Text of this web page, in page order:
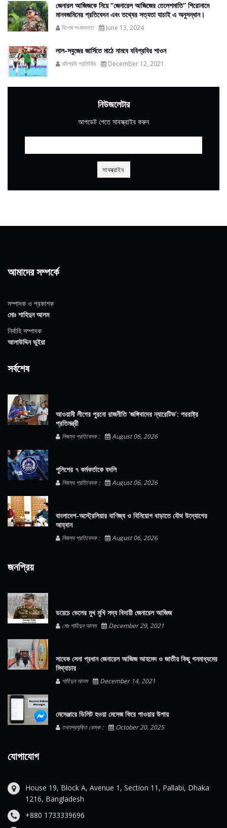
জেনারল আজিজকে নিয়ে “জেনারেল আজিজের তেলেশমাতি” শিরোনামে
মানবজমিনের প্রতিবেদন এবং তথ্যের সত্যতা যাচাই এ অনুসন্ধান।
বিশেষ সংবাদদাতা June 13, 2024
লাল-সবুজের জার্সিতে মাঠে নামবে যবিপ্রবির শাওন
যবিপ্রবি প্রতিনিধি December 12, 2021
নিউজলেটার
আপডেট পেতে সাবস্ক্রাইব করুন
আমাদের সম্পর্কে
সম্পাদক ও প্রকাশক
মোঃ শাহিদুন আলম
নির্বাহি সম্পাদক
আলাউদ্দিন ভুইয়া
সর্বশেষ
আওয়ামী লীগের পুরনো রাজনীতি ‘জঙ্গিবাদের ন্যারেটিভ’: পররাষ্ট্র
প্রতিমন্ত্রী
নিজস্ব প্রতিবেদক : August 06, 2026
পুলিশের ৭ কর্মকর্তাকে বদলি
নিজস্ব প্রতিবেদক : August 06, 2026
বাংলাদেশ-অস্ট্রেলিয়ার বাণিজ্য ও বিনিয়োগ বাড়াতে যৌথ উদ্যোগের
আহ্বান
নিজস্ব প্রতিবেদক : August 06, 2026
জনপ্রিয়
ডয়েচে ভেলের মুখ মুখি সদ্য বিদায়ী জেনারেল আজিজ
মোঃ শাহিদুন আলম December 29, 2021
সাবেক সেনা প্রধান জেনারেল আজিজ আহমেদ ও জাতীয় কিছু গনমাধ্যমের
মিথ্যাচার
শাহিদুন আলম December 14, 2021
মেসেঞ্জারে ডিলিট হওয়া মেসেজ ফিরে পাওয়ার উপায়
তথ্যপ্রযুক্তি ডেস্ক : October 20, 2025
যোগাযোগ
House 19, Block A, Avenue 1, Section 11, Pallabi, Dhaka
1216, Bangladesh
+880 1733339696